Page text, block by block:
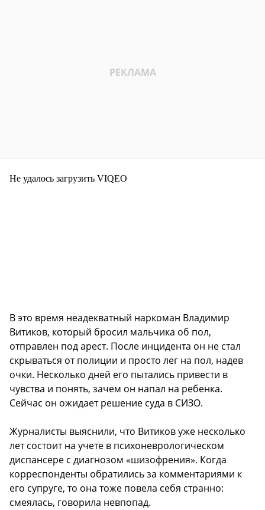
Не удалось загрузить VIQEO
В это время неадекватный наркоман Владимир
Витиков, который бросил мальчика об пол,
отправлен под арест. После инцидента он не стал
скрываться от полиции и просто лег на пол, надев
очки. Несколько дней его пытались привести в
чувства и понять, зачем он напал на ребенка.
Сейчас он ожидает решение суда в СИЗО.
Журналисты выяснили, что Витиков уже несколько
лет состоит на учете в психоневрологическом
диспансере с диагнозом «шизофрения». Когда
корреспонденты обратились за комментариями к
его супруге, то она тоже повела себя странно:
смеялась, говорила невпопад.